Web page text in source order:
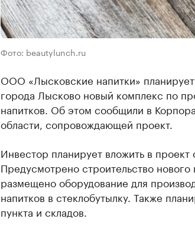
Фото: beautylunch.ru
ООО «Лысковские напитки»
города Лысково новый комплекс по
напитков. Об этом сообщили в
области, сопровождающей проект.
Инвестор планирует вложить в
Предусмотрено строительство
размещено оборудование для
напитков в стеклобутылку. Также
пункта и складов.